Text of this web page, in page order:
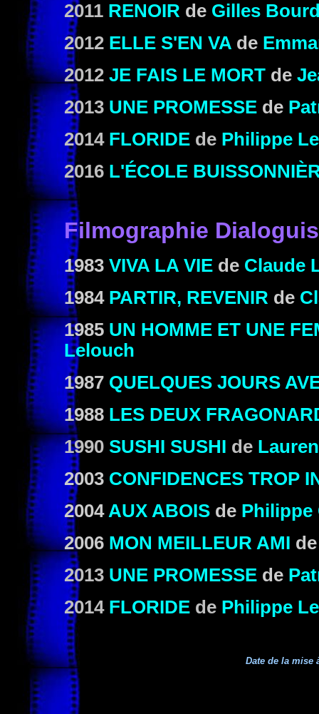
2011 RENOIR de Gilles
2012 ELLE S'EN VA de
2012 JE FAIS LE MORT de
2013 UNE PROMESSE de
2014 FLORIDE de Philippe
2016 L'ÉCOLE
Filmographie
1983 VIVA LA VIE de Claude
1984 PARTIR, REVENIR de
1985 UN HOMME ET UNE
Lelouch
1987 QUELQUES JOURS
1988 LES DEUX
1990 SUSHI SUSHI de
2003 CONFIDENCES TROP
2004 AUX ABOIS de Philippe
2006 MON MEILLEUR AMI
2013 UNE PROMESSE de
2014 FLORIDE de Philippe
Date de la